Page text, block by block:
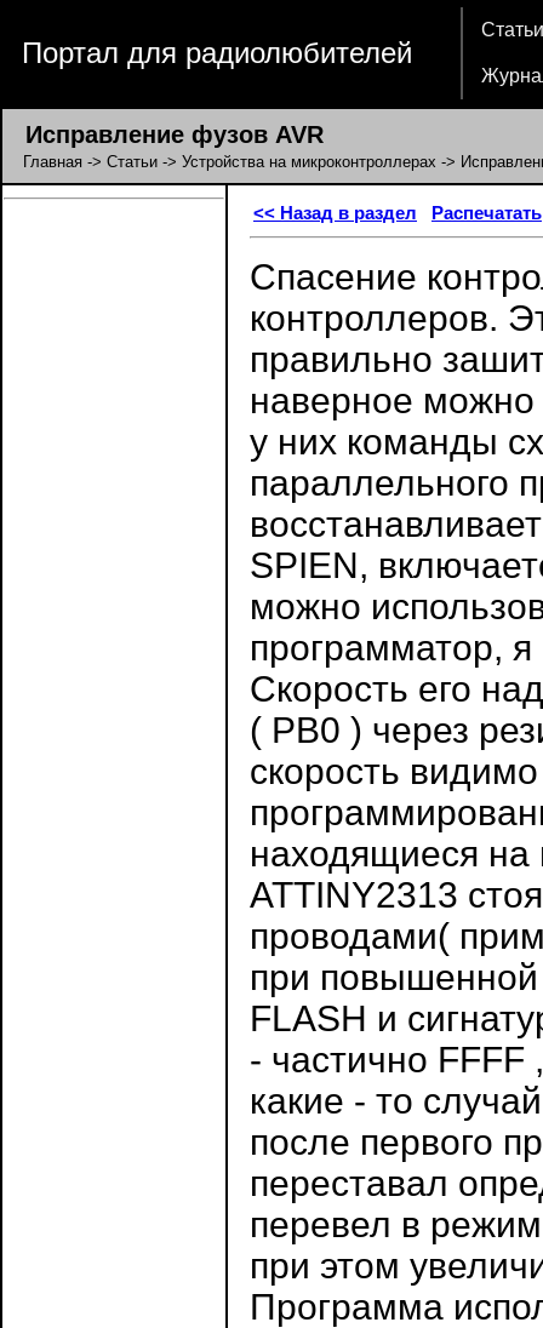
Портал для радиолюбителей
Статьи
Исправление фузов AVR
Главная -> Статьи -> Устройства на микроконтроллерах ->
<< Назад в раздел Распечатать
Спасение
контроллеров.
правильно
наверное можно
у них команды
параллельного
SPIEN,
можно
программатор,
Скорость его
( PB0 ) через
скорость
находящиеся на
ATTINY2313
проводами(
при повышенной
FLASH и
- частично
какие - то
после первого
переставал
перевел в
при этом
Программа